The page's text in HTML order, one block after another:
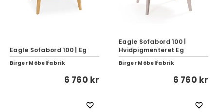
Eagle Sofabord 100 | Eg
Birger Möbelfabrik
6 760 kr
Eagle Sofabord 100 |
Hvidpigmenteret Eg
Birger Möbelfabrik
6 760 kr